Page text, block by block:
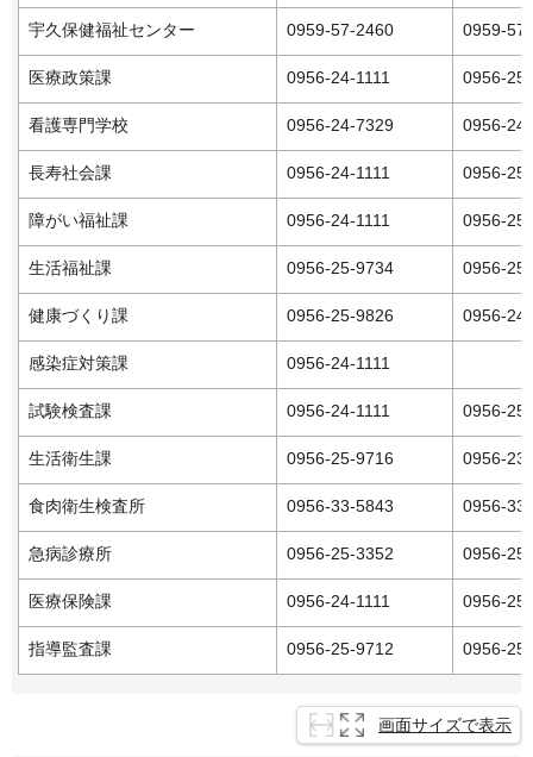
宇久保健福祉センター 0959-57-2460 0959-
医療政策課 0956-24-1111 0956-
看護専門学校 0956-24-7329 0956-
長寿社会課 0956-24-1111 0956-
障がい福祉課 0956-24-1111 0956-
生活福祉課 0956-25-9734 0956-
健康づくり課 0956-25-9826 0956-
感染症対策課 0956-24-1111
試験検査課 0956-24-1111 0956-
生活衛生課 0956-25-9716 0956-
食肉衛生検査所 0956-33-5843 0956-
急病診療所 0956-25-3352 0956-
医療保険課 0956-24-1111 0956-
指導監査課 0956-25-9712 0956-
画面サイズで表示